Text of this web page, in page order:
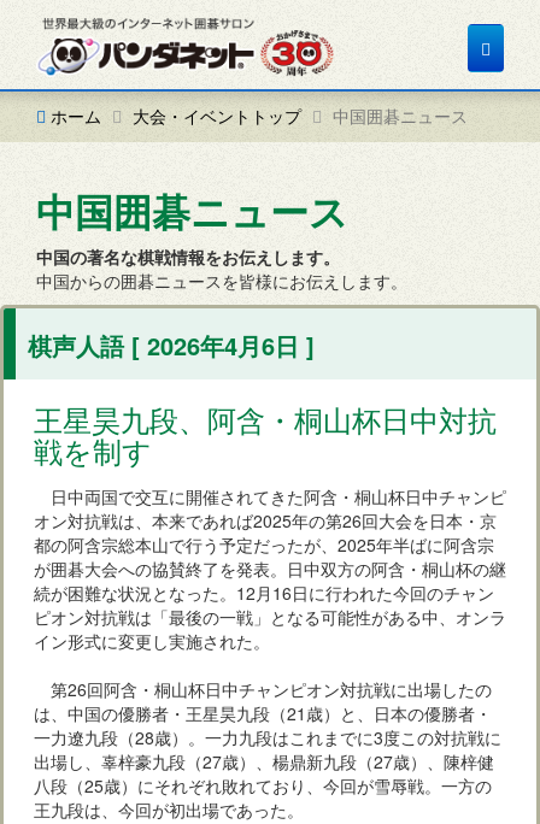
Toggle
ホーム
大会・イベントトップ 中国囲碁ニュース
中国囲碁ニュース
中国の著名な棋戦情報をお伝えします。
中国からの囲碁ニュースを皆様にお伝えします。
棋声人語 [ 2026年4月6日 ]
王星昊九段、阿含・桐山杯日中対抗
戦を制す
日中両国で交互に開催されてきた阿含・桐山杯日中チャンピ
オン対抗戦は、本来であれば2025年の第26回大会を日本・京
都の阿含宗総本山で行う予定だったが、2025年半ばに阿含宗
が囲碁大会への協賛終了を発表。日中双方の阿含・桐山杯の継
続が困難な状況となった。12月16日に行われた今回のチャン
ピオン対抗戦は「最後の一戦」となる可能性がある中、オンラ
イン形式に変更し実施された。
第26回阿含・桐山杯日中チャンピオン対抗戦に出場したの
は、中国の優勝者・王星昊九段（21歳）と、日本の優勝者・
一力遼九段（28歳）。一力九段はこれまでに3度この対抗戦に
出場し、辜梓豪九段（27歳）、楊鼎新九段（27歳）、陳梓健
八段（25歳）にそれぞれ敗れており、今回が雪辱戦。一方の
王九段は、今回が初出場であった。